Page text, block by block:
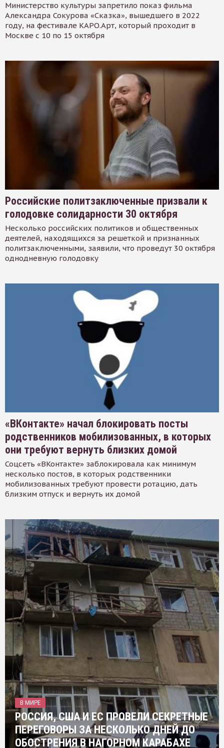
Министерство культуры запретило показ фильма
Александра Сокурова «Сказка», вышедшего в 2022
году, на фестивале КАРО.Арт, который проходит в
Москве с 10 по 15 октября
Российские политзаключенные призвали к
голодовке солидарности 30 октября
Несколько российских политиков и общественных
деятелей, находящихся за решеткой и признанных
политзаключенными, заявили, что проведут 30 октября
однодневную голодовку
«ВКонтакте» начал блокировать посты
родственников мобилизованных, в которых
они требуют вернуть близких домой
Соцсеть «ВКонтакте» заблокировала как минимум
несколько постов, в которых родственники
мобилизованных требуют провести ротацию, дать
близким отпуск и вернуть их домой
В МИРЕ
РОССИЯ, США И ЕС ПРОВЕЛИ СЕКРЕТНЫЕ
ПЕРЕГОВОРЫ ЗА НЕСКОЛЬКО ДНЕЙ ДО
ОБОСТРЕНИЯ В НАГОРНОМ КАРАБАХЕ